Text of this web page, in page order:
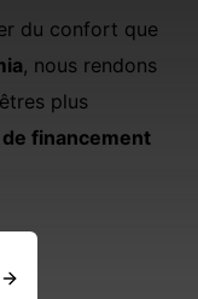
du confort que
, nous rendons
plus
financement